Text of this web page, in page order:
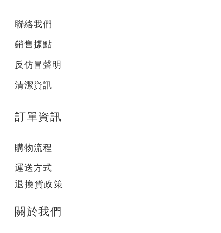
聯絡我們
銷售據點
反仿冒聲明
清潔資訊
訂單資訊
購物流程
運送方式
退換貨政策
關於我們